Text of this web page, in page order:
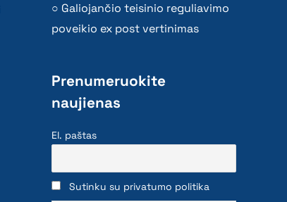
Galiojančio teisinio reguliavimo
poveikio ex post vertinimas
Prenumeruokite
naujienas
El. paštas
Sutinku su privatumo politika